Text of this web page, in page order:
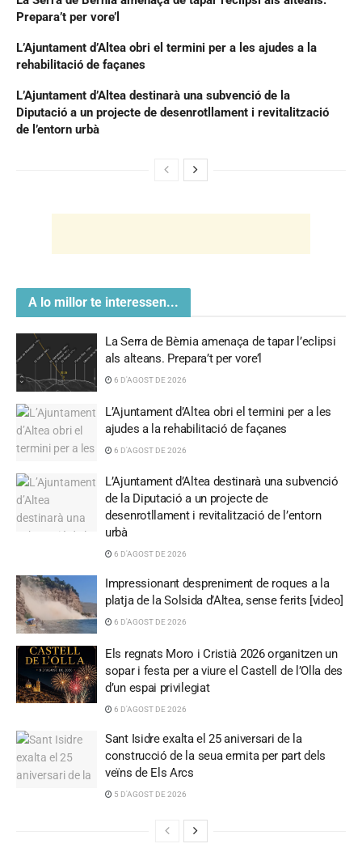
Prepara’t per vore’l
L’Ajuntament d’Altea obri el termini per a les ajudes a la
rehabilitació de façanes
L’Ajuntament d’Altea destinarà una subvenció de la
Diputació a un projecte de desenrotllament i revitalització
de l’entorn urbà
A lo millor te interessen...
La Serra de Bèrnia amenaça de tapar l’eclipsi
als alteans. Prepara’t per vore’l
6 D'AGOST DE 2026
L’Ajuntament d’Altea obri el termini per a les
ajudes a la rehabilitació de façanes
6 D'AGOST DE 2026
L’Ajuntament d’Altea destinarà una subvenció
de la Diputació a un projecte de
desenrotllament i revitalització de l’entorn
urbà
6 D'AGOST DE 2026
Impressionant despreniment de roques a la
platja de la Solsida d’Altea, sense ferits [video]
6 D'AGOST DE 2026
Els regnats Moro i Cristià 2026 organitzen un
sopar i festa per a viure el Castell de l’Olla des
d’un espai privilegiat
6 D'AGOST DE 2026
Sant Isidre exalta el 25 aniversari de la
construcció de la seua ermita per part dels
veïns de Els Arcs
5 D'AGOST DE 2026